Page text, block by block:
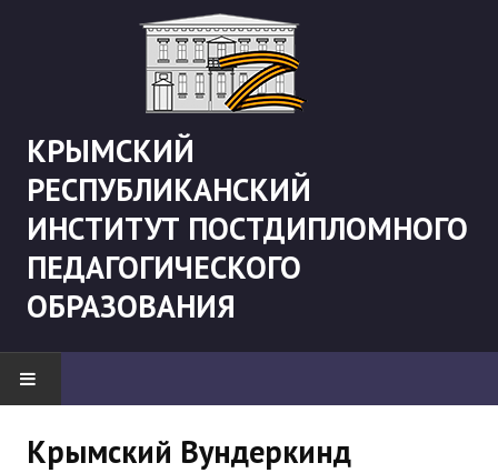
КРЫМСКИЙ
РЕСПУБЛИКАНСКИЙ
ИНСТИТУТ ПОСТДИПЛОМНОГО
ПЕДАГОГИЧЕСКОГО
ОБРАЗОВАНИЯ
Крымский Вундеркинд